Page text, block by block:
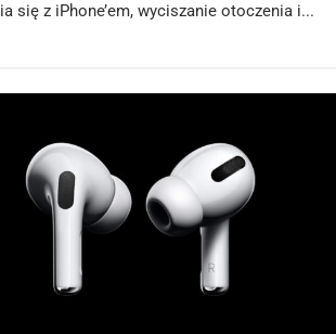
się z iPhone’em, wyciszanie otoczenia i...